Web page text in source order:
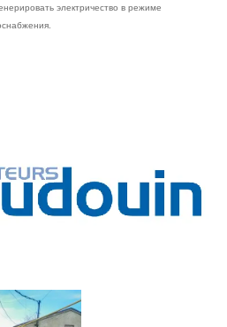
электричество в режиме